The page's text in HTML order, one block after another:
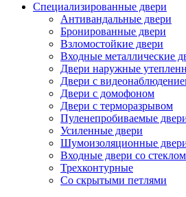
Специализированные двери
Антивандальные двери
Бронированные двери
Взломостойкие двери
Входные металлические
Двери наружные
Двери с
Двери с домофоном
Двери с терморазрывом
Пуленепробиваемые
Усиленные двери
Шумоизоляционные
Входные двери со стеклом
Трехконтурные
Со скрытыми петлями